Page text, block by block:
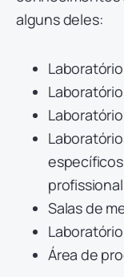
alguns deles:
Salas de
Área de